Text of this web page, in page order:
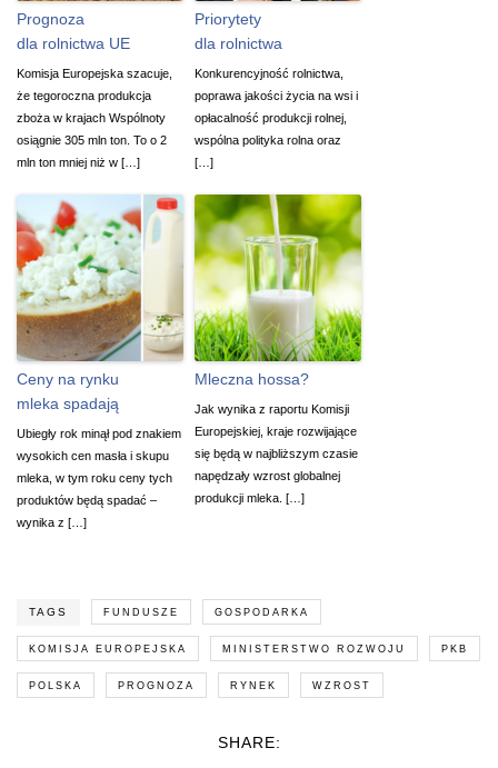
Prognoza
dla rolnictwa UE
Komisja Europejska szacuje,
że tegoroczna produkcja
zboża w krajach Wspólnoty
osiągnie 305 mln ton. To o 2
mln ton mniej niż w […]
Priorytety
dla rolnictwa
Konkurencyjność rolnictwa,
poprawa jakości życia na wsi i
opłacalność produkcji rolnej,
wspólna polityka rolna oraz
[…]
Ceny na rynku
mleka spadają
Ubiegły rok minął pod znakiem
wysokich cen masła i skupu
mleka, w tym roku ceny tych
produktów będą spadać –
wynika z […]
Mleczna hossa?
Jak wynika z raportu Komisji
Europejskiej, kraje rozwijające
się będą w najbliższym czasie
napędzały wzrost globalnej
produkcji mleka. […]
TAGS FUNDUSZE GOSPODARKA
KOMISJA EUROPEJSKA MINISTERSTWO ROZWOJU PKB
POLSKA PROGNOZA RYNEK WZROST
SHARE: